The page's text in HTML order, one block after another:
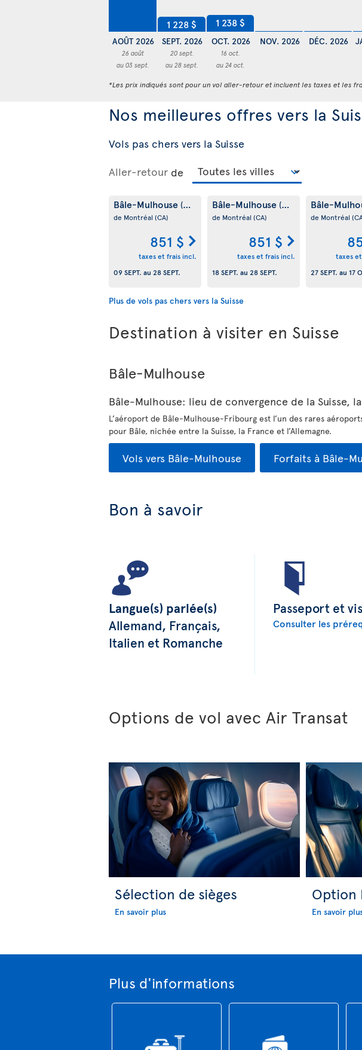
AOÛT 2026
26 août
au 03 sept.
1 228 $
SEPT. 2026
20 sept.
au 28 sept.
1 238 $
OCT. 2026
16 oct.
au 24 oct.
NOV. 2026 DÉC. 2026
*Les prix indiqués sont pour un vol aller-retour et incluent les taxes et les
Nos meilleures offres vers la
Vols pas chers vers la Suisse
Aller-retour de
Bâle-Mulhouse (CH)
de Montréal (CA)
851 $
taxes et frais incl.
09 SEPT. au 28 SEPT.
Bâle-Mulhouse (CH)
de Montréal (CA)
851 $
taxes et frais incl.
18 SEPT. au 28 SEPT.
Bâle-
de Montréal
taxes
27 SEPT. au 17
Plus de vols pas chers vers la Suisse
Destination à visiter en Suisse
Bâle-Mulhouse
Bâle-Mulhouse: lieu de convergence de la Suisse,
L’aéroport de Bâle-Mulhouse-Fribourg est l’un des rares
pour Bâle, nichée entre la Suisse, la France et l’Allemagne.
Vols vers Bâle-Mulhouse Forfaits à Bâle-
Bon à savoir
Langue(s) parlée(s)
Allemand, Français,
Italien et Romanche
Passeport et
Consulter les
Options de vol avec Air Transat
Sélection de sièges
En savoir plus
Option
En savoir
Plus d'informations